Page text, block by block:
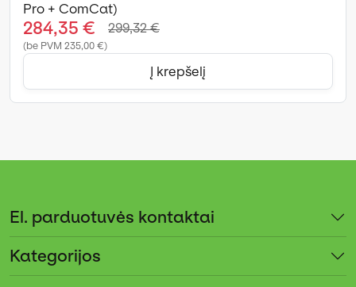
Pro + ComCat)
284,35 € 299,32 €
(be PVM 235,00 €)
Į krepšelį
El. parduotuvės kontaktai
Kategorijos